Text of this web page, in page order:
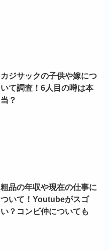
カジサックの子供や嫁につ
いて調査！6人目の噂は本
当？
粗品の年収や現在の仕事に
ついて！Youtubeがスゴ
い？コンビ仲についても